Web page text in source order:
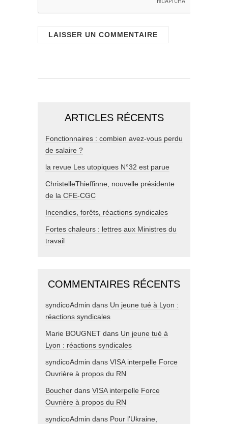
ARTICLES RÉCENTS
Fonctionnaires : combien avez-vous perdu
de salaire ?
la revue Les utopiques N°32 est parue
ChristelleThieffinne, nouvelle présidente
de la CFE-CGC
Incendies, forêts, réactions syndicales
Fortes chaleurs : lettres aux Ministres du
travail
COMMENTAIRES RÉCENTS
syndicoAdmin dans Un jeune tué à Lyon :
réactions syndicales
Marie BOUGNET dans Un jeune tué à
Lyon : réactions syndicales
syndicoAdmin dans VISA interpelle Force
Ouvrière à propos du RN
Boucher dans VISA interpelle Force
Ouvrière à propos du RN
syndicoAdmin dans Pour l’Ukraine,